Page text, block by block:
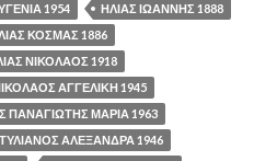
1954
ΗΛΙΑΣ ΙΩΑΝΝΗΣ 1888
ΚΟΣΜΑΣ 1886
ΝΙΚΟΛΑΟΣ 1918
ΑΓΓΕΛΙΚΗ 1945
ΠΑΝΑΓΙΩΤΗΣ ΜΑΡΙΑ 1963
ΑΛΕΞΑΝΔΡΑ 1946